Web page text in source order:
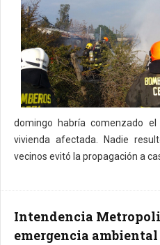
domingo habría comenzado
vivienda afectada. Nadie
vecinos evitó la propagación a
Intendencia
emergencia